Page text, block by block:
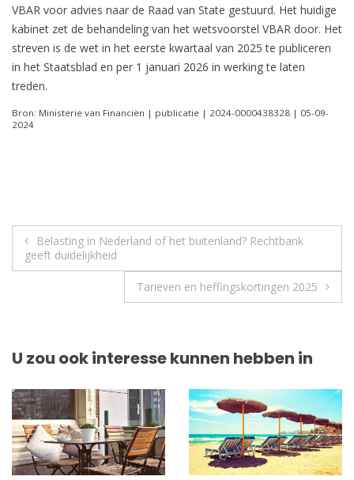
VBAR voor advies naar de Raad van State gestuurd. Het huidige
kabinet zet de behandeling van het wetsvoorstel VBAR door. Het
streven is de wet in het eerste kwartaal van 2025 te publiceren
in het Staatsblad en per 1 januari 2026 in werking te laten
treden.
Bron: Ministerie van Financiën | publicatie | 2024-0000438328 | 05-09-
2024
Berichtnavigatie
Belasting in Nederland of het buitenland? Rechtbank
geeft duidelijkheid
Tarieven en heffingskortingen 2025
U zou ook interesse kunnen hebben in